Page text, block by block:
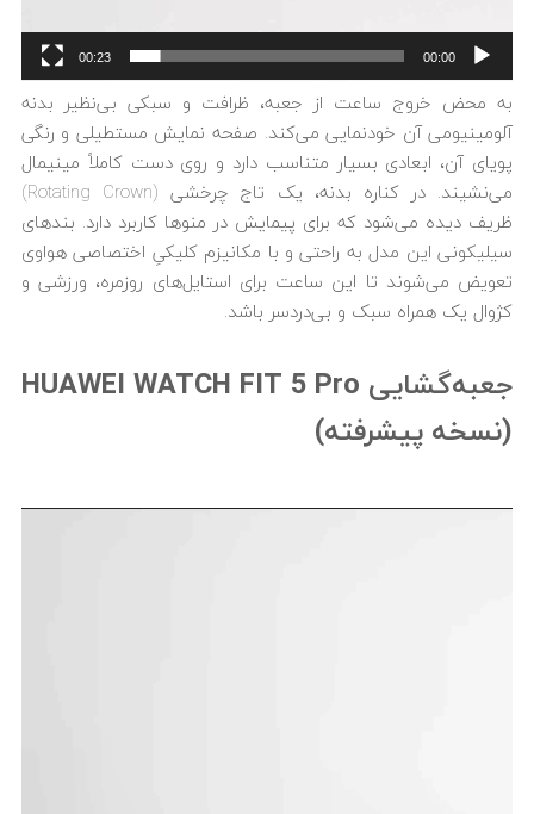
00:00
00:23
به محض خروج ساعت از جعبه، ظرافت و سبکی بی‌نظیر بدنه
آلومینیومی آن خودنمایی می‌کند. صفحه نمایش مستطیلی و رنگی
پویای آن، ابعادی بسیار متناسب دارد و روی دست کاملاً مینیمال
می‌نشیند. در کناره بدنه، یک تاج چرخشی (Rotating Crown)
ظریف دیده می‌شود که برای پیمایش در منوها کاربرد دارد. بندهای
سیلیکونی این مدل به راحتی و با مکانیزم کلیکیِ اختصاصی هواوی
تعویض می‌شوند تا این ساعت برای استایل‌های روزمره، ورزشی و
کژوال یک همراه سبک و بی‌دردسر باشد.
جعبه‌گشایی HUAWEI WATCH FIT 5 Pro
(نسخه پیشرفته)